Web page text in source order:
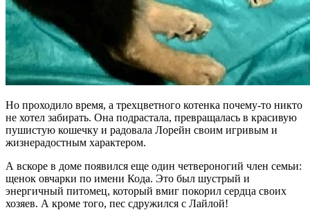
Но проходило время, а трехцветного котенка почему-то никто
не хотел забирать. Она подрастала, превращалась в красивую
пушистую кошечку и радовала Лорейн своим игривым и
жизнерадостным характером.
А вскоре в доме появился еще один четвероногий член семьи:
щенок овчарки по имени Кода. Это был шустрый и
энергичный питомец, который вмиг покорил сердца своих
хозяев. А кроме того, пес сдружился с Лайлой!